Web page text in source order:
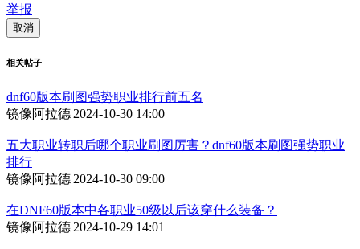
举报
取消
相关帖子
dnf60版本刷图强势职业排行前五名
镜像阿拉德|2024-10-30 14:00
五大职业转职后哪个职业刷图厉害？dnf60版本刷图强势职业
排行
镜像阿拉德|2024-10-30 09:00
在DNF60版本中各职业50级以后该穿什么装备？
镜像阿拉德|2024-10-29 14:01